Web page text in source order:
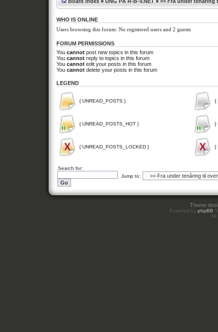
WHO IS ONLINE
Users browsing this forum: No registered users and 2 guests
FORUM PERMISSIONS
You cannot post new topics in this forum
You cannot reply to topics in this forum
You cannot edit your posts in this forum
You cannot delete your posts in this forum
LEGEND
{ UNREAD_POSTS } {
{ UNREAD_POSTS_HOT } {
{ UNREAD_POSTS_LOCKED } {
Search for:
Jump to:
Theme
Powered by phpBB
All